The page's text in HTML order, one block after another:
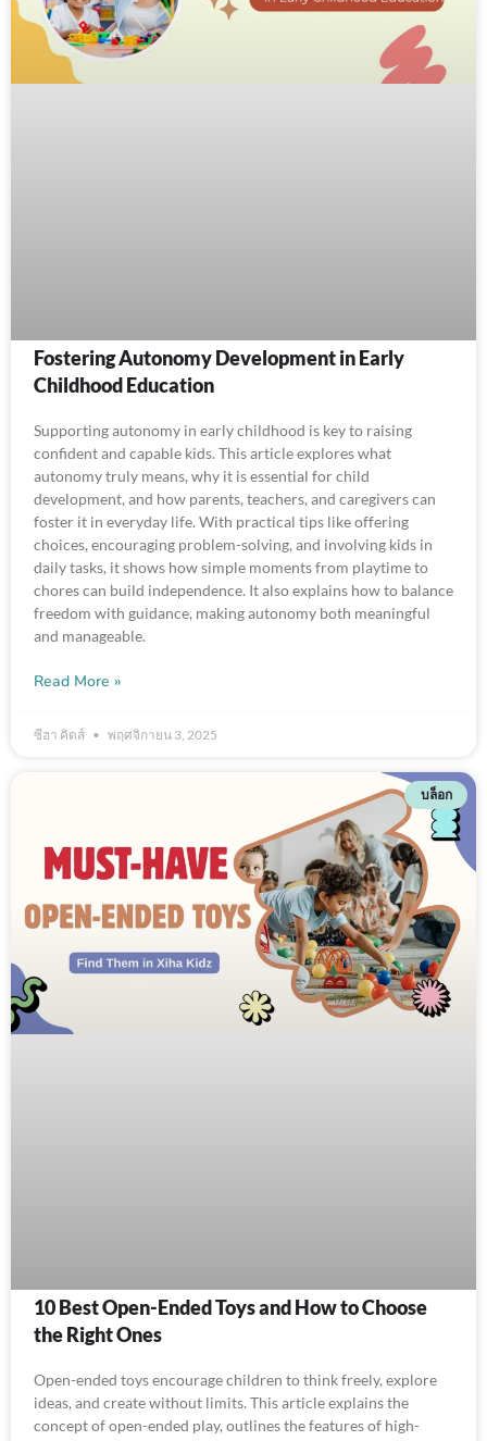
Fostering Autonomy Development in Early
Childhood Education
Supporting autonomy in early childhood is key to raising
confident and capable kids. This article explores what
autonomy truly means, why it is essential for child
development, and how parents, teachers, and caregivers can
foster it in everyday life. With practical tips like offering
choices, encouraging problem-solving, and involving kids in
daily tasks, it shows how simple moments from playtime to
chores can build independence. It also explains how to balance
freedom with guidance, making autonomy both meaningful
and manageable.
Read More »
ซีฮา คิดส์ พฤศจิกายน 3, 2025
บล็อก
10 Best Open-Ended Toys and How to Choose
the Right Ones
Open-ended toys encourage children to think freely, explore
ideas, and create without limits. This article explains the
concept of open-ended play, outlines the features of high-